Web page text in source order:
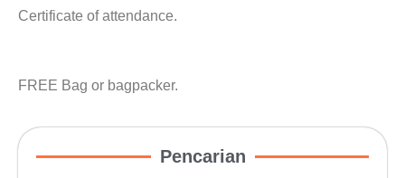
Certificate of attendance.
FREE Bag or bagpacker.
Pencarian